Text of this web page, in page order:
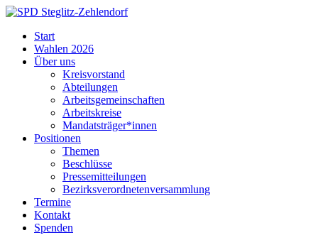
Skip
content
Steglitz-
Zehlendorf
Start
Wahlen 2026
Über uns
Kreisvorstand
Abteilungen
Arbeitsgemeinschaften
Arbeitskreise
Mandatsträger*innen
Positionen
Themen
Beschlüsse
Pressemitteilungen
Bezirksverordnetenversammlung
Termine
Kontakt
Spenden